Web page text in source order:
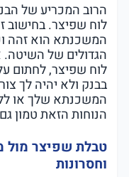
הרוב המכריע של
לוח שפיצר. בחישוב
המשכנתא הוא זהה
הגדולים של
לוח שפיצר, לחתום
בבנק ולא יהיה לך
המשכנתא שלך או
הנוחות הזאת טמון
טבלת שפיצר מול
וחסרונות